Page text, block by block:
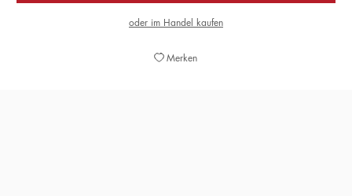
oder im Handel kaufen
Merken